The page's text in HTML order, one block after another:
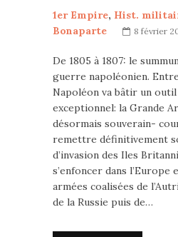
1er Empire, Hist.
Bonaparte
8 février
De 1805 à 1807: le
guerre napoléonien.
Napoléon va bâtir un
exceptionnel: la Grande
désormais souverain-
remettre définitivement
d’invasion des Iles
s’enfoncer dans l’Europe
armées coalisées de
de la Russie puis de…